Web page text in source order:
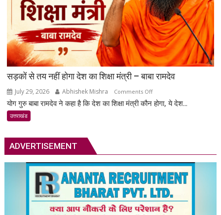
काम
जारी
सड़कों से तय नहीं होगा देश का शिक्षा मंत्री – बाबा रामदेव
July 29, 2026 Abhishek Mishra Comments Offon
सड़कों
देश
का
शिक्षा
मंत्री
–
बाबा
योग गुरु बाबा रामदेव ने कहा है कि देश का शिक्षा मंत्री कौन होगा, ये देश...
उत्तराखंड
ADVERTISEMENT